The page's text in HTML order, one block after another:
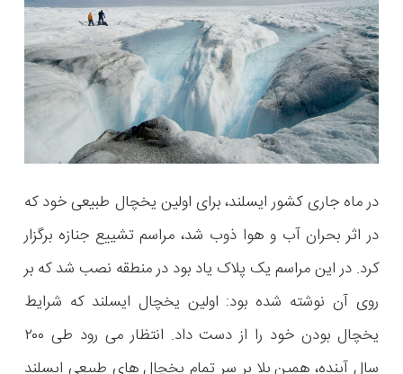
در ماه جاری کشور ایسلند، برای اولین یخچال طبیعی خود که
در اثر بحران آب و هوا ذوب شد، مراسم تشییع جنازه برگزار
کرد. در این مراسم یک پلاک یاد بود در منطقه نصب شد که بر
روی آن نوشته شده بود: اولین یخچال ایسلند که شرایط
یخچال بودن خود را از دست داد. انتظار می رود طی ۲۰۰